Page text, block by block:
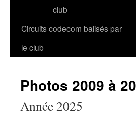
club
Circuits codecom balisés par
le club
Photos 2009 à
Année 2025